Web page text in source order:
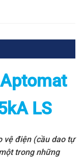
LS
vệ điện (cầu dao tự
trong những